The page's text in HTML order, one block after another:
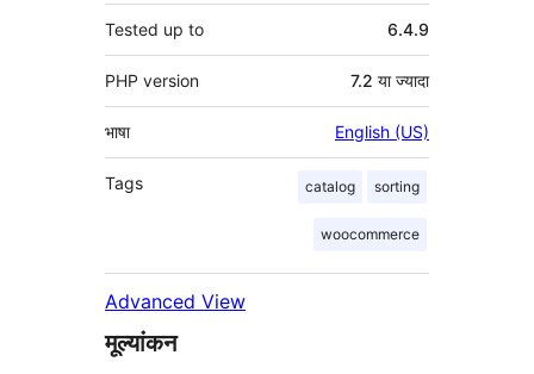
Tested up to 6.4.9
PHP version 7.2 या ज्यादा
भाषा English (US)
Tags catalog sorting
woocommerce
Advanced View
मूल्यांकन